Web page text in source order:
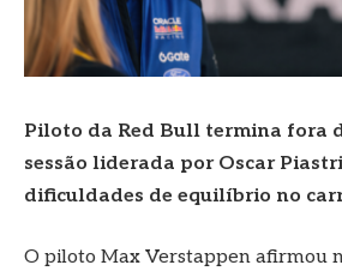
Piloto da Red Bull termina fora
sessão liderada por Oscar
dificuldades de equilíbrio no
O piloto Max Verstappen afirmou